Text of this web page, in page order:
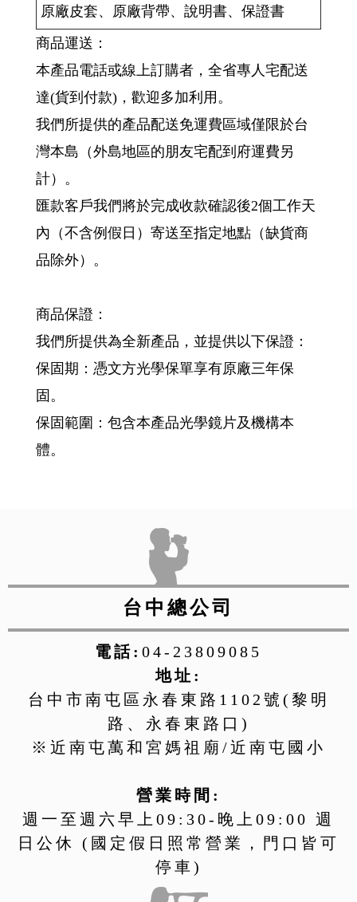
原廠皮套、原廠背帶、說明書、保證書
商品運送：
本產品電話或線上訂購者，全省專人宅配送
達(貨到付款)，歡迎多加利用。
我們所提供的產品配送免運費區域僅限於台
灣本島（外島地區的朋友宅配到府運費另
計）。
匯款客戶我們將於完成收款確認後2個工作天
內（不含例假日）寄送至指定地點（缺貨商
品除外）。
商品保證：
我們所提供為全新產品，並提供以下保證：
保固期：憑文方光學保單享有原廠三年保
固。
保固範圍：包含本產品光學鏡片及機構本
體。
台中總公司
電話: 04-23809085
地址:
台中市南屯區永春東路1102號(黎明
路、永春東路口)
※近南屯萬和宮媽祖廟/近南屯國小
營業時間:
週一至週六早上09:30-晚上09:00 週
日公休 (國定假日照常營業，門口皆可
停車)